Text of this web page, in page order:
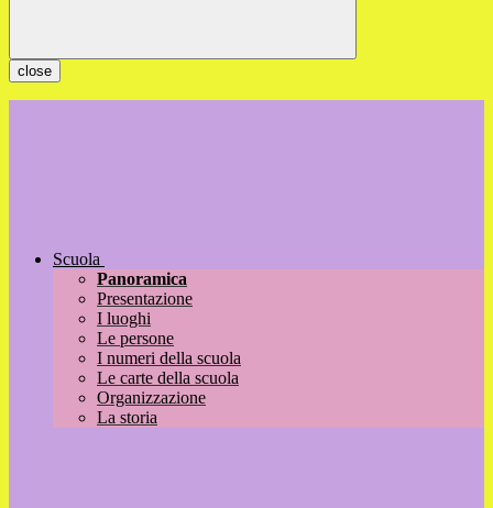
close
Scuola
Panoramica
Presentazione
I luoghi
Le persone
I numeri della scuola
Le carte della scuola
Organizzazione
La storia